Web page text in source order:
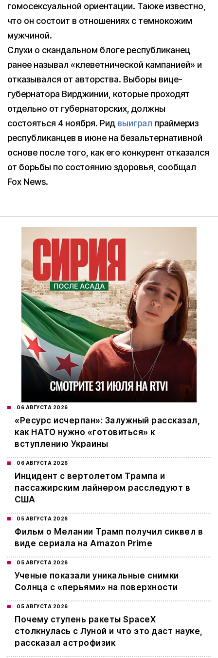
гомосексуальной ориентации. Также известно,
что он состоит в отношениях с темнокожим
мужчиной.
Слухи о скандальном блоге республиканец
ранее называл «клеветнической кампанией» и
отказывался от авторства. Выборы вице-
губернатора Вирджинии, которые проходят
отдельно от губернаторских, должны
состояться 4 ноября. Рид выиграл праймериз
республиканцев в июне на безальтернативной
основе после того, как его конкурент отказался
от борьбы по состоянию здоровья, сообщал
Fox News.
06 АВГУСТА 2026
«Ресурс исчерпан»: Залужный рассказал,
как НАТО нужно «готовиться» к
вступлению Украины
06 АВГУСТА 2026
Инцидент с вертолетом Трампа и
пассажирским лайнером расследуют в
США
05 АВГУСТА 2026
Фильм о Мелании Трамп получил сиквел в
виде сериала на Amazon Prime
05 АВГУСТА 2026
Ученые показали уникальные снимки
Солнца с «перьями» на поверхности
05 АВГУСТА 2026
Почему ступень ракеты SpaceX
столкнулась с Луной и что это даст науке,
рассказал астрофизик